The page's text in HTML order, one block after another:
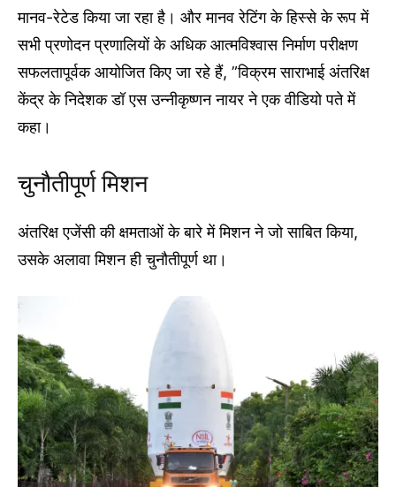
मानव-रेटेड किया जा रहा है। और मानव रेटिंग के हिस्से के रूप में
सभी प्रणोदन प्रणालियों के अधिक आत्मविश्वास निर्माण परीक्षण
सफलतापूर्वक आयोजित किए जा रहे हैं, ”विक्रम साराभाई अंतरिक्ष
केंद्र के निदेशक डॉ एस उन्नीकृष्णन नायर ने एक वीडियो पते में
कहा।
चुनौतीपूर्ण मिशन
अंतरिक्ष एजेंसी की क्षमताओं के बारे में मिशन ने जो साबित किया,
उसके अलावा मिशन ही चुनौतीपूर्ण था।